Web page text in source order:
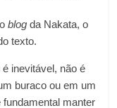
blog da Nakata, o
texto.
inevitável, não é
buraco ou em um
manter